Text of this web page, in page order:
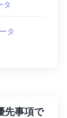
タ
タ
先事項で